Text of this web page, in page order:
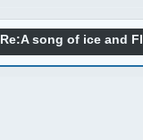
Re:A song of ice and